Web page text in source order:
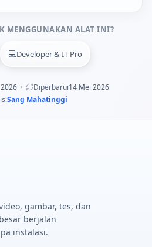
MENGGUNAKAN ALAT INI?
💻Developer & IT Pro
Diperbarui14 Mei 2026
Sang Mahatinggi
gambar, tes, dan
berjalan
instalasi.